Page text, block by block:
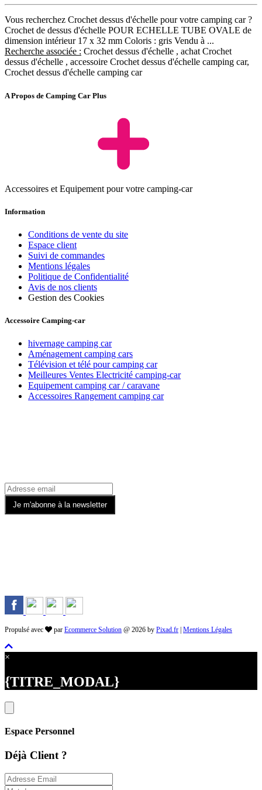
Vous recherchez Crochet dessus d'échelle pour votre camping car ?
Crochet de dessus d'échelle POUR ECHELLE TUBE OVALE de
dimension intérieur 17 x 32 mm Coloris : gris Vendu à ...
Recherche associée : Crochet dessus d'échelle , achat Crochet
dessus d'échelle , accessoire Crochet dessus d'échelle camping car,
Crochet dessus d'échelle camping car
A Propos de Camping Car Plus
Accessoires et Equipement pour votre camping-car
Information
Conditions de vente du site
Espace client
Suivi de commandes
Mentions légales
Politique de Confidentialité
Avis de nos clients
Gestion des Cookies
Accessoire Camping-car
hivernage camping car
Aménagement camping cars
Télévision et télé pour camping car
Meilleures Ventes Electricité camping-car
Equipement camping car / caravane
Accessoires Rangement camping car
Propulsé avec par Ecommerce Solution @ 2026 by Pixad.fr Mentions Légales
×
{TITRE_MODAL}
Espace Personnel
Déjà Client ?